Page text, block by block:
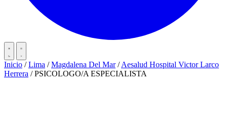
Inicio / Lima / Magdalena Del Mar / Aesalud Hospital Victor Larco
Herrera / PSICOLOGO/A ESPECIALISTA